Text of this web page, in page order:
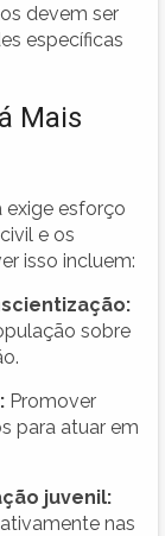
devem ser
específicas
Mais
exige esforço
e os
isso incluem:
sobre
Promover
para atuar em
juvenil:
nas